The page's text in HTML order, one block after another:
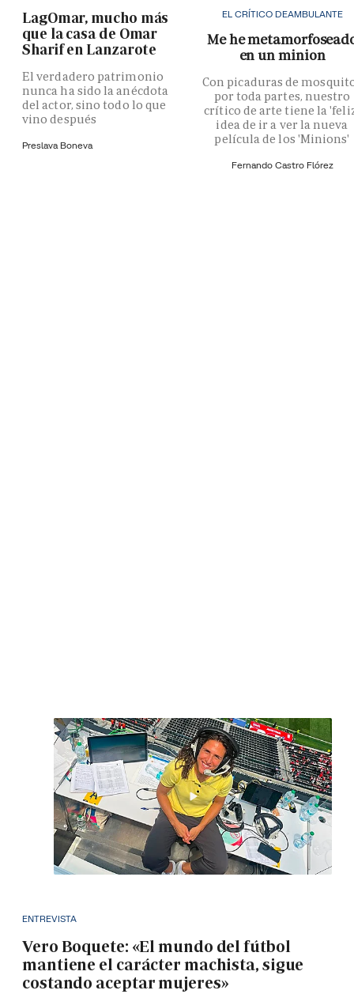
LagOmar, mucho más
que la casa de Omar
Sharif en Lanzarote
El verdadero patrimonio
nunca ha sido la anécdota
del actor, sino todo lo que
vino después
Preslava Boneva
EL CRÍTICO DEAMBULANTE
Me he
en un minion
Con picaduras de
por toda partes, nuestro
crítico de arte tiene la
idea de ir a ver la nueva
película de los 'Minions'
Fernando Castro Flórez
ENTREVISTA
Vero Boquete: «El mundo del fútbol
mantiene el carácter machista, sigue
costando aceptar mujeres»